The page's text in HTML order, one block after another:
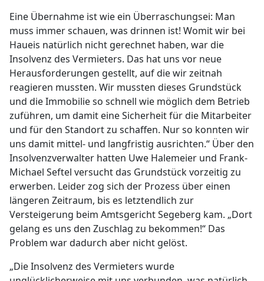
Eine Übernahme ist wie ein Überraschungsei: Man
muss immer schauen, was drinnen ist! Womit wir bei
Haueis natürlich nicht gerechnet haben, war die
Insolvenz des Vermieters. Das hat uns vor neue
Herausforderungen gestellt, auf die wir zeitnah
reagieren mussten. Wir mussten dieses Grundstück
und die Immobilie so schnell wie möglich dem Betrieb
zuführen, um damit eine Sicherheit für die Mitarbeiter
und für den Standort zu schaffen. Nur so konnten wir
uns damit mittel- und langfristig ausrichten.“ Über den
Insolvenzverwalter hatten Uwe Halemeier und Frank-
Michael Seftel versucht das Grundstück vorzeitig zu
erwerben. Leider zog sich der Prozess über einen
längeren Zeitraum, bis es letztendlich zur
Versteigerung beim Amtsgericht Segeberg kam. „Dort
gelang es uns den Zuschlag zu bekommen!“ Das
Problem war dadurch aber nicht gelöst.
„Die Insolvenz des Vermieters wurde